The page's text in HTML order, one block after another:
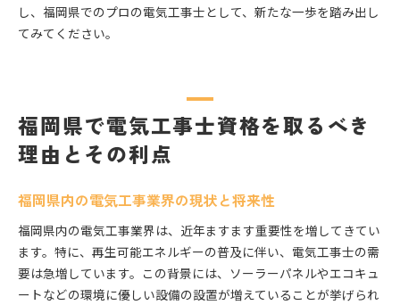
し、福岡県でのプロの電気工事士として、新たな一歩を踏み出し
てみてください。
福岡県で電気工事士資格を取るべき
理由とその利点
福岡県内の電気工事業界の現状と将来性
福岡県内の電気工事業界は、近年ますます重要性を増してきてい
ます。特に、再生可能エネルギーの普及に伴い、電気工事士の需
要は急増しています。この背景には、ソーラーパネルやエコキュ
ートなどの環境に優しい設備の設置が増えていることが挙げられ